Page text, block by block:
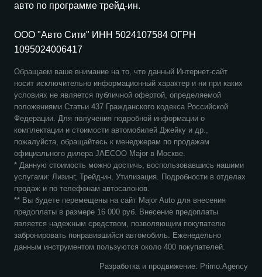
авто по программе трейд-ин.
ООО "Авто Сити" ИНН 5024107584 ОГРН
1095024006417
Обращаем ваше внимание на то, что данный Интернет-сайт
носит исключительно информационный характер и ни при каких
условиях не является публичной офертой, определяемой
положениями Статьи 437 Гражданского кодекса Российской
Федерации. Для получения подробной информации о
комплектации и стоимости автомобилей Джейку и др.,
пожалуйста, обращайтесь к менеджерам по продажам
официального дилера JAECOO Major в Москве.
* Данную стоимость можно достичь, воспользовавшись нашими
услугами: Лизинг, Трейд-ин, Утилизация. Подробности в отделах
продаж и по телефонам автосалонов.
** Вы будете перемещены на сайт Major Auto для внесения
предоплаты в размере 16 000 руб. Внесение предоплаты
является надежным средством, позволяющим покупателю
забронировать понравившийся автомобиль. Еженедельно
данным инструментом пользуются около 400 покупателей.
Разработка и продвижение: Primo.Agency